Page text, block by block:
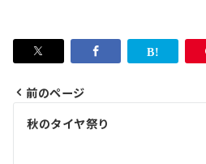
投
前のページ
秋のタイヤ祭り